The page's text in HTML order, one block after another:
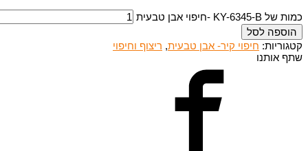
כמות של KY-6345-B -חיפוי אבן טבעית
הוספה לסל
קטגוריות: חיפוי קיר- אבן טבעית, ריצוף וחיפוי
שתף אותנו